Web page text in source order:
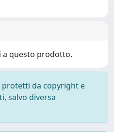
a questo prodotto.
protetti da copyright e
salvo diversa